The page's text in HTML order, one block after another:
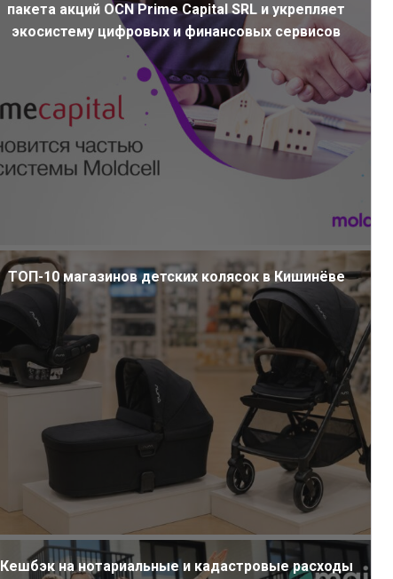
пакета акций OCN Prime Capital SRL и укрепляет
экосистему цифровых и финансовых сервисов
ТОП-10 магазинов детских колясок в Кишинёве
Кешбэк на нотариальные и кадастровые расходы